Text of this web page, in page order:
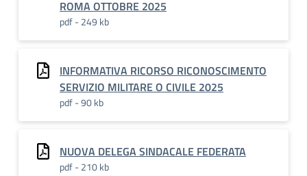
ROMA OTTOBRE 2025
pdf - 249 kb
INFORMATIVA RICORSO RICONOSCIMENTO
SERVIZIO MILITARE O CIVILE 2025
pdf - 90 kb
NUOVA DELEGA SINDACALE FEDERATA
pdf - 210 kb